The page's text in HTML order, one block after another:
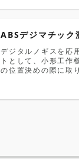
ABSデジマチック
デジタルノギスを応
トとして、小形工作
の位置決めの際に取